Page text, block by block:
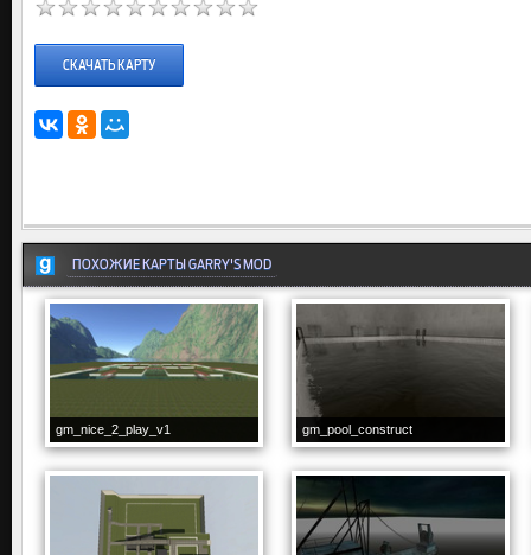
СКАЧАТЬ КАРТУ
ПОХОЖИЕ КАРТЫ GARRY'S MOD
gm_nice_2_play_v1 gm_pool_construct